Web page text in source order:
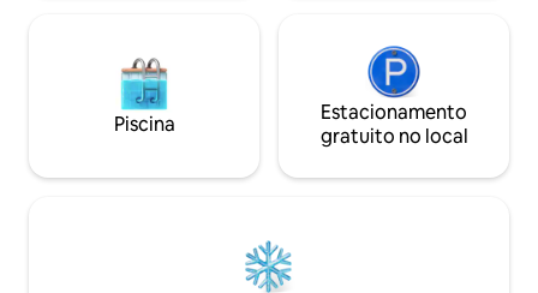
Piscina
Estacionamento
gratuito no local